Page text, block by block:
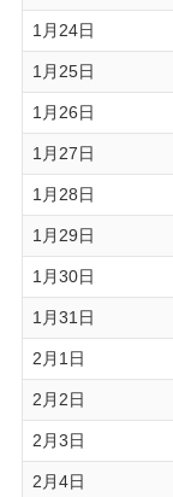
1月24日
1月25日
1月26日
1月27日
1月28日
1月29日
1月30日
1月31日
2月1日
2月2日
2月3日
2月4日